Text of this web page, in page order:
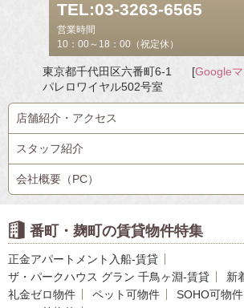
TEL:03-3263-6565
営業時間
10：00～18：00（祝定休）
東京都千代田区六番町6-1
パレロワイヤル502号室
[Google
店舗紹介・アクセス
スタッフ紹介
会社概要（PC）
番町・麹町の賃貸物件特集
正金アパートメント入船-賃貸
ザ・パークハウス グラン 千鳥ヶ淵-賃貸
新
礼金ゼロ物件
ペット可物件 SOHO可物件